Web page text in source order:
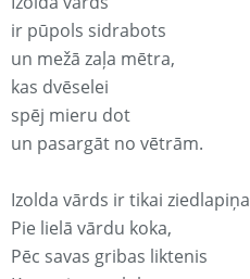
ir pūpols sidrabots
un mežā zaļa mētra,
kas dvēselei
spēj mieru dot
un pasargāt no vētrām.
Izolda vārds ir tikai ziedlapiņa
Pie lielā vārdu koka,
Pēc savas gribas liktenis